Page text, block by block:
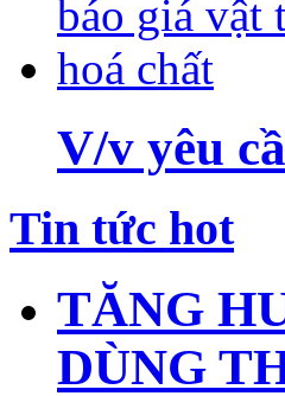
V/v yêu
Tin tức hot
TĂNG
DÙNG